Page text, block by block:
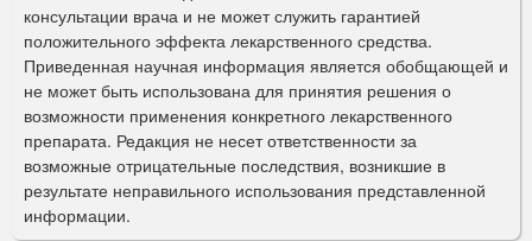
а
п
о
и
с
к
консультации врача и не может служить гарантией
положительного эффекта лекарственного средства.
Приведенная научная информация является обобщающей и
не может быть использована для принятия решения о
возможности применения конкретного лекарственного
препарата. Редакция не несет ответственности за
возможные отрицательные последствия, возникшие в
результате неправильного использования представленной
информации.